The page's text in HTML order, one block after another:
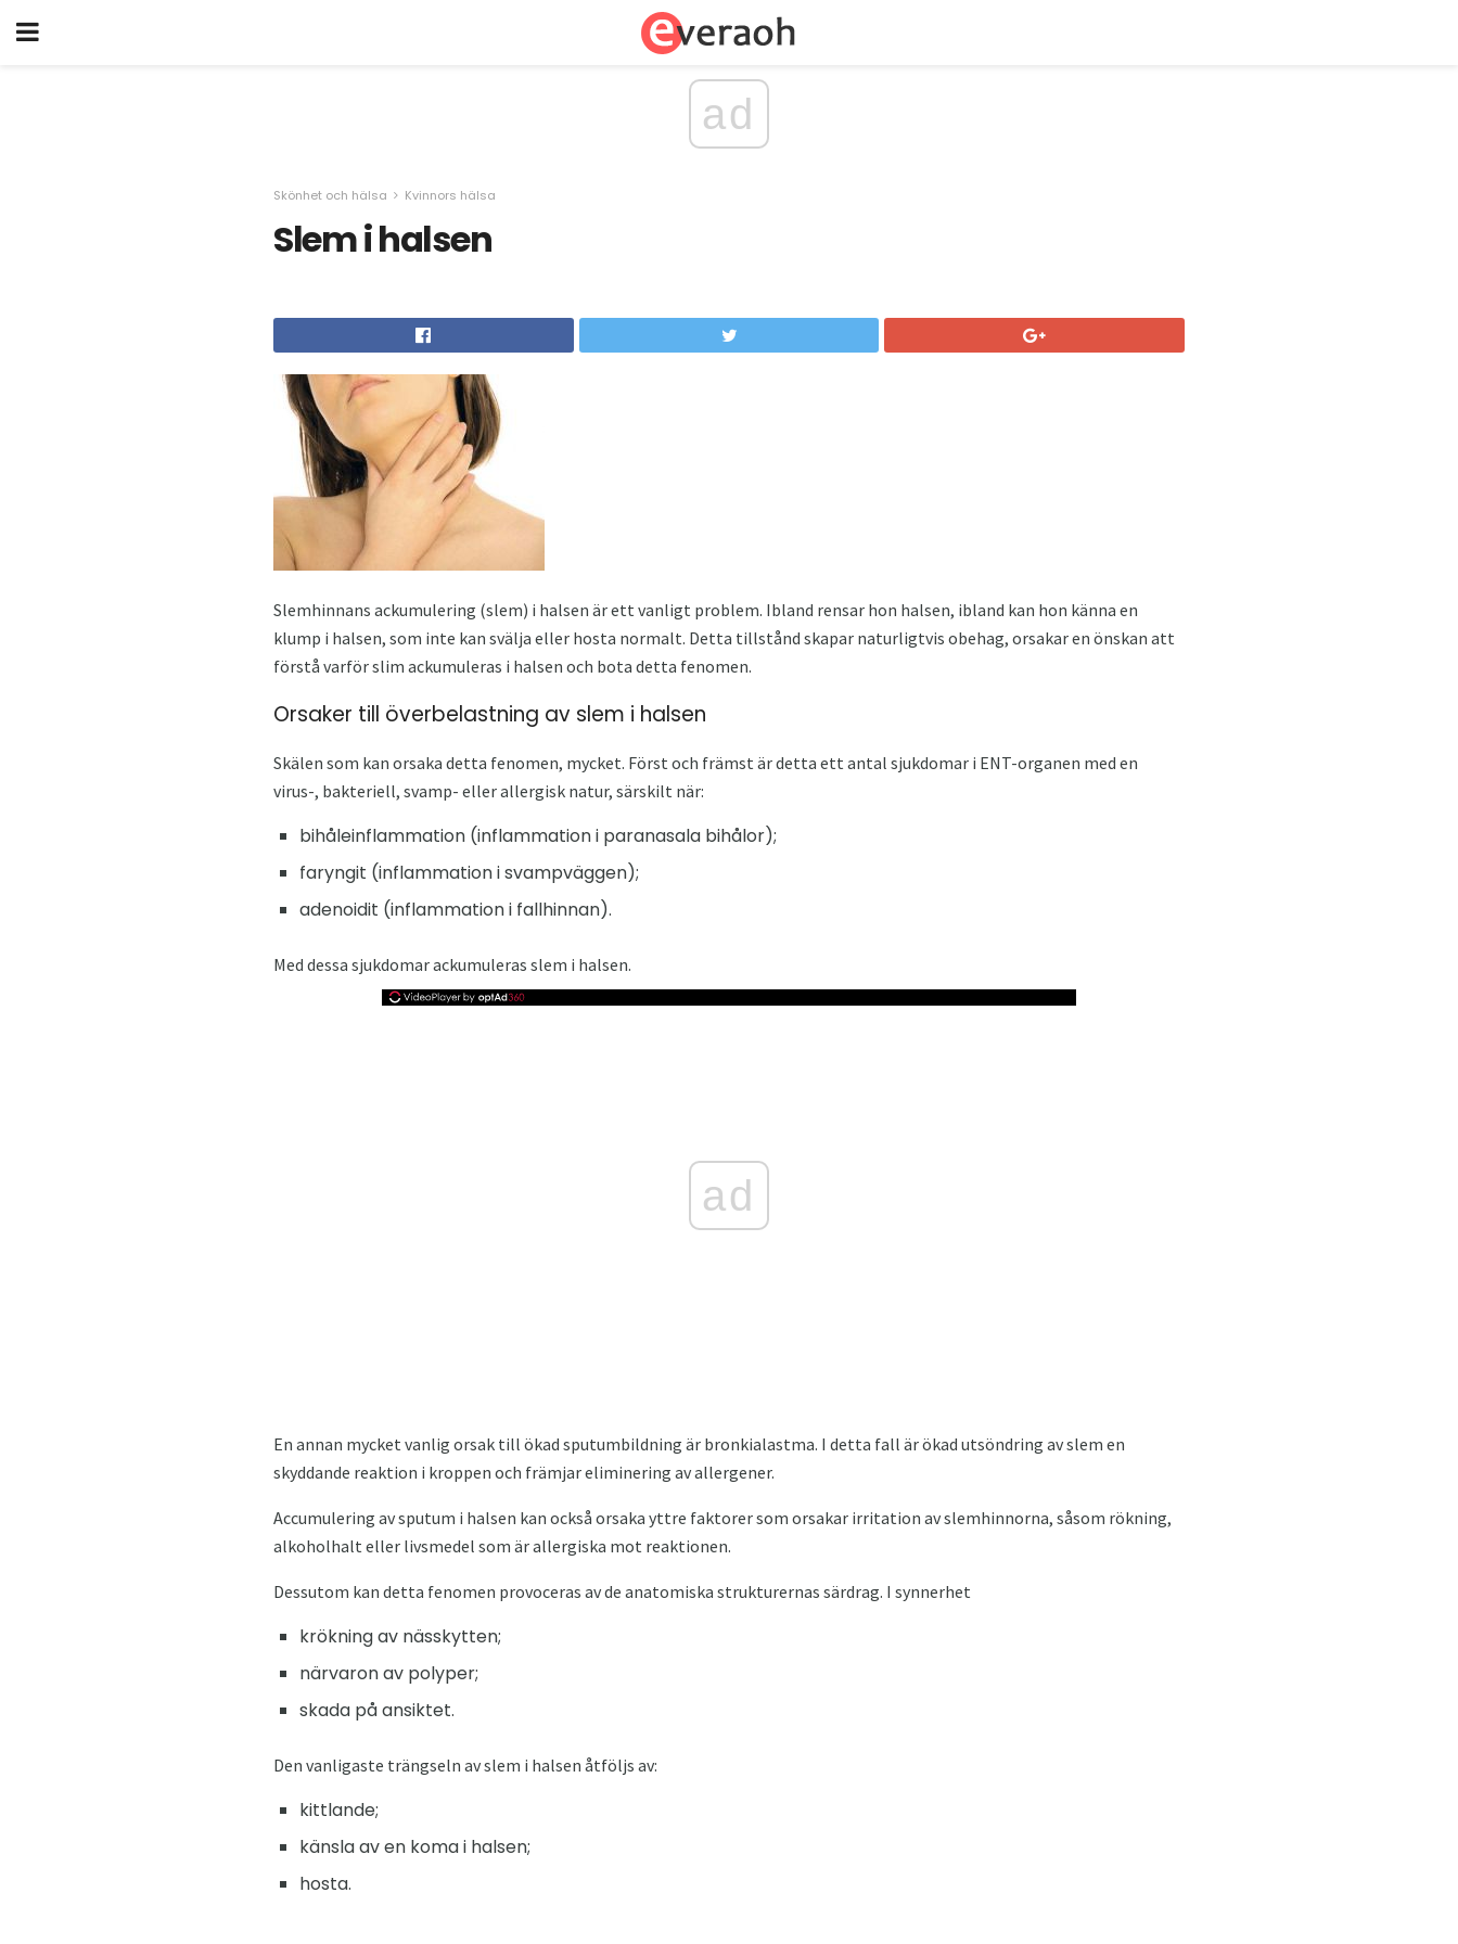
ad
Skönhet och hälsa Kvinnors hälsa
Slem i halsen
Slemhinnans ackumulering (slem) i halsen är ett vanligt problem. Ibland rensar hon halsen, ibland kan hon känna en
klump i halsen, som inte kan svälja eller hosta normalt. Detta tillstånd skapar naturligtvis obehag, orsakar en önskan att
förstå varför slim ackumuleras i halsen och bota detta fenomen.
Orsaker till överbelastning av slem i halsen
Skälen som kan orsaka detta fenomen, mycket. Först och främst är detta ett antal sjukdomar i ENT-organen med en
virus-, bakteriell, svamp- eller allergisk natur, särskilt när:
bihåleinflammation (inflammation i paranasala bihålor);
faryngit (inflammation i svampväggen);
adenoidit (inflammation i fallhinnan).
Med dessa sjukdomar ackumuleras slem i halsen.
ad
En annan mycket vanlig orsak till ökad sputumbildning är bronkialastma. I detta fall är ökad utsöndring av slem en
skyddande reaktion i kroppen och främjar eliminering av allergener.
Accumulering av sputum i halsen kan också orsaka yttre faktorer som orsakar irritation av slemhinnorna, såsom rökning,
alkoholhalt eller livsmedel som är allergiska mot reaktionen.
Dessutom kan detta fenomen provoceras av de anatomiska strukturernas särdrag. I synnerhet
krökning av nässkytten;
närvaron av polyper;
skada på ansiktet.
Den vanligaste trängseln av slem i halsen åtföljs av:
kittlande;
känsla av en koma i halsen;
hosta.